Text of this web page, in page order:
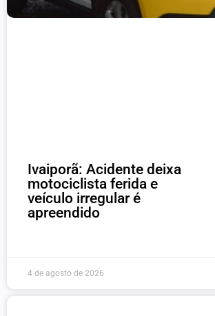
Ivaiporã: Acidente deixa
motociclista ferida e
veículo irregular é
apreendido
4 de agosto de 2026